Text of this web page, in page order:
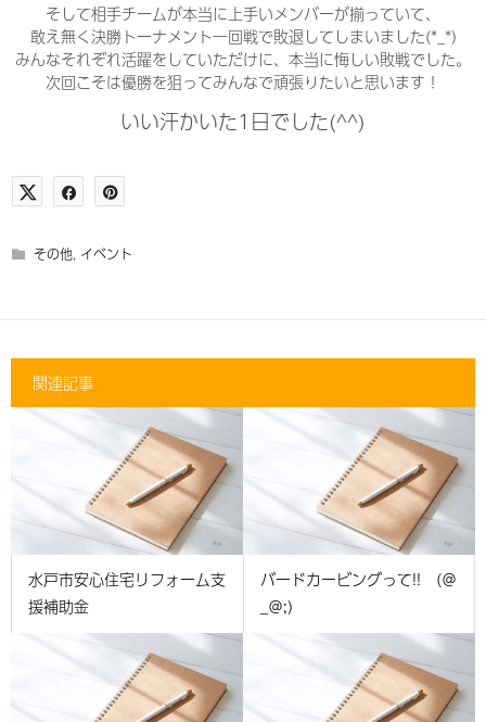
そして相手チームが本当に上手いメンバーが揃っていて、
敢え無く決勝トーナメント一回戦で敗退してしまいました(*_*)
みんなそれぞれ活躍をしていただけに、本当に悔しい敗戦でした。
次回こそは優勝を狙ってみんなで頑張りたいと思います！
いい汗かいた1日でした(^^)
その他, イベント
関連記事
水戸市安心住宅リフォーム支
援補助金
バードカービングって!! (＠
_＠;)